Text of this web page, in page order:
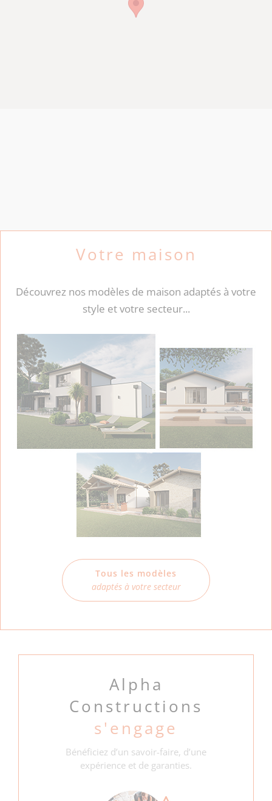
Votre maison
Découvrez nos modèles de maison adaptés à votre
style et votre secteur...
Tous les modèles
adaptés à votre secteur
Alpha
Constructions
s'engage
Bénéficiez d’un savoir-faire, d’une
expérience et de garanties.